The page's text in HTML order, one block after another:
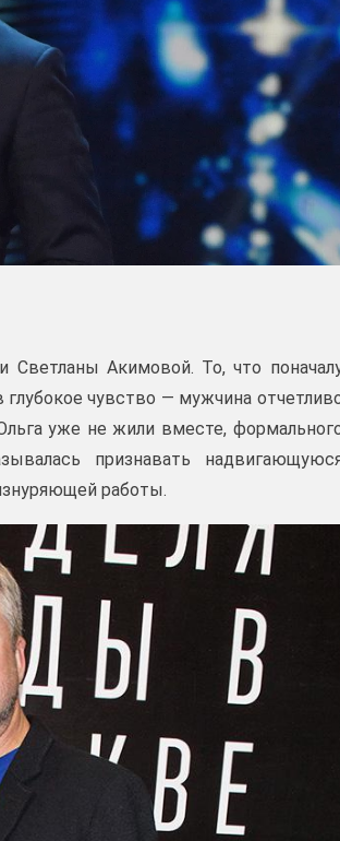
Светланы Акимовой. То, что
чувство — мужчина
уже не жили вместе,
признавать
работы.